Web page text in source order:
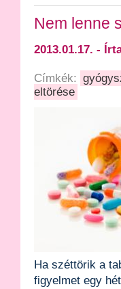
Nem lenne
2013.01.17. -
Címkék:
eltörése
Ha széttörik a
figyelmet egy